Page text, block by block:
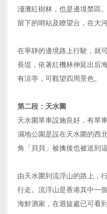
淺灘紅樹林，也是邊境禁區
留下的哨站及瞭望台，在大
在寧靜的邊境路上行駛，就
長堤，依著紅機林伸延出后
有涼亭，可觀望四周景色。
第二段：天水圍
天水圍單車設施良好，有單
濕地公園是設在天水圍的西
角「貝貝」被擒後也被送到這
由天水圍到流浮山的路上，
行走。流浮山是香港其中一
海鮮酒家，在迴旋處已可看